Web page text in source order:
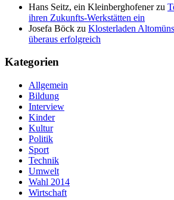
Hans Seitz, ein Kleinberghofenerzu
ihren Zukunfts-Werkstätten ein
Josefa Böck zu Klosterladen
überaus erfolgreich
Kategorien
Allgemein
Bildung
Interview
Kinder
Kultur
Politik
Sport
Technik
Umwelt
Wahl 2014
Wirtschaft